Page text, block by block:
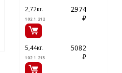
2,72кг.
102.1.212
2974
₽
5,44кг.
102.1.213
5082
₽